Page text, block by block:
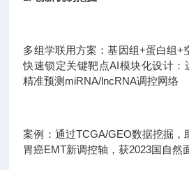
多组学联用方案：基因组+蛋白组+
快速锁定关键靶点AI模块化设计：
精准预测miRNA/lncRNA调控网络
案例：通过TCGA/GEO数据挖掘，
胃癌EMT新调控轴，获2023国自然